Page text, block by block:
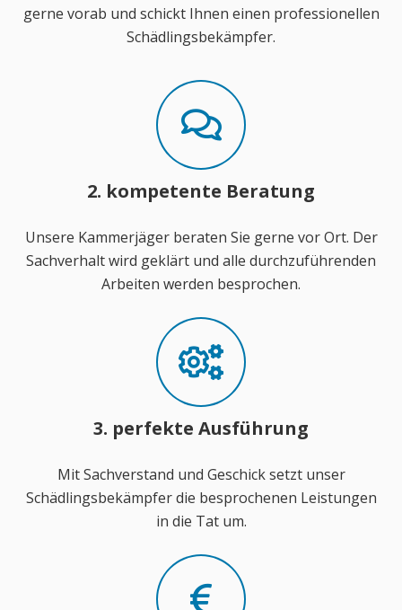
gerne vorab und schickt Ihnen einen professionellen
Schädlingsbekämpfer.
2. kompetente Beratung
Unsere Kammerjäger beraten Sie gerne vor Ort. Der
Sachverhalt wird geklärt und alle durchzuführenden
Arbeiten werden besprochen.
3. perfekte Ausführung
Mit Sachverstand und Geschick setzt unser
Schädlingsbekämpfer die besprochenen Leistungen
in die Tat um.